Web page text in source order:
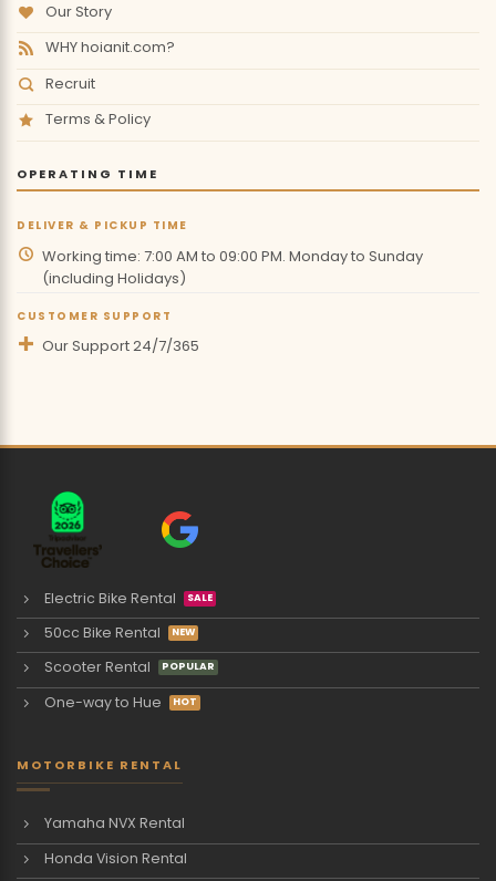
Our Story
WHY hoianit.com?
Recruit
Terms & Policy
OPERATING TIME
DELIVER & PICKUP TIME
Working time: 7:00 AM to 09:00 PM. Monday to Sunday
(including Holidays)
CUSTOMER SUPPORT
Our Support 24/7/365
Electric Bike Rental
50cc Bike Rental
Scooter Rental
One-way to Hue
MOTORBIKE RENTAL
Yamaha NVX Rental
Honda Vision Rental